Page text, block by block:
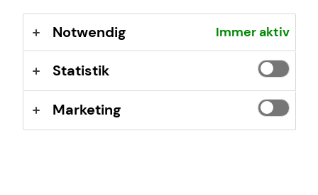
I agree that tecis may contact me based on my
above request.​ This consent can be revoked at any
time in text form (e.g., letter, fax, email) without
stating reasons to the company ​ tecis
Finanzdienstleistungen AG, Alter Teichweg 17, 22081
Hamburg, Germany,
kundenservice@tecis.de.
Notwendig Immer aktiv
Statistik
Marketing